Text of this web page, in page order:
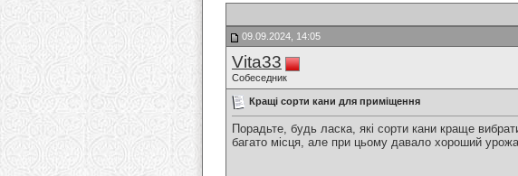
09.09.2024, 14:05
Vita33
Собеседник
Кращі сорти кани для приміщення
Порадьте, будь ласка, які сорти кани краще
багато місця, але при цьому давало хороший